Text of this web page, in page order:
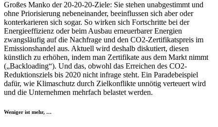
Großes Manko der 20-20-20-Ziele: Sie stehen unabgestimmt und
ohne Priorisierung nebeneinander, beeinflussen sich aber oder
konterkarieren sich sogar. So wirken sich Fortschritte bei der
Energieeffizienz oder beim Ausbau erneuerbarer Energien
zwangsläufig auf die Nachfrage und den CO2-Zertifikatspreis im
Emissionshandel aus. Aktuell wird deshalb diskutiert, diesen
künstlich zu erhöhen, indem man Zertifikate aus dem Markt nimmt
(„Backloading“). Und das, obwohl das Erreichen des CO2-
Reduktionsziels bis 2020 nicht infrage steht. Ein Paradebeispiel
dafür, wie Klimaschutz durch Zielkonflikte unnötig verteuert wird
und die Unternehmen mehrfach belastet werden.
Weniger ist mehr, …